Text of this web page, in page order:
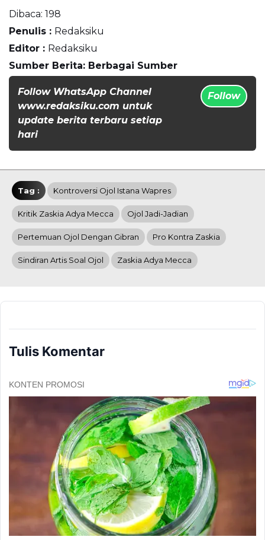
Dibaca: 198
Penulis : Redaksiku
Editor : Redaksiku
Sumber Berita: Berbagai Sumber
Follow WhatsApp Channel
www.redaksiku.com untuk
update berita terbaru setiap
hari
Follow
Tag : Kontroversi Ojol Istana Wapres
Kritik Zaskia Adya Mecca Ojol Jadi-Jadian
Pertemuan Ojol Dengan Gibran Pro Kontra Zaskia
Sindiran Artis Soal Ojol Zaskia Adya Mecca
Tulis Komentar